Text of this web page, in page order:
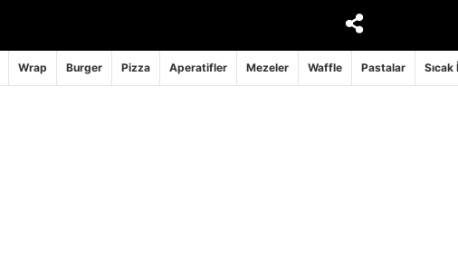
Wrap Burger Pizza Aperatifler Mezeler Waffle Pastalar